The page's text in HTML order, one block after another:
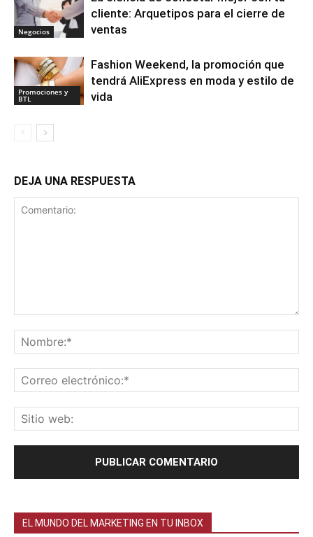
Negocios
cliente: Arquetipos para el cierre de
ventas
Promociones y
BTL
Fashion Weekend, la promoción que
tendrá AliExpress en moda y estilo de
vida
DEJA UNA RESPUESTA
EL MUNDO DEL MARKETING EN TU INBOX